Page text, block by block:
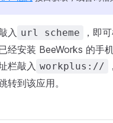
入 url scheme
，即
经安装 BeeWorks 的手
栏敲入 workplus://
转到该应用。